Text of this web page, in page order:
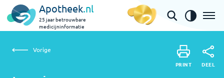
Apotheek.nl
25 jaar betrouwbare
medicijninformatie
Lumigan | bimatoprost in het oog
Werkzame
Onderstaande
Vorige
PRINT DEEL